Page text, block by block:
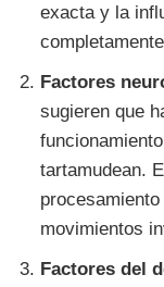
exacta y la
Factores
sugieren que
tartamudean.
movimientos
Factores del